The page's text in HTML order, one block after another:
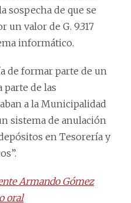
sospecha de que se
un valor de G. 9.317
informático.
de formar parte de un
parte de las
a la Municipalidad
sistema de anulación
en Tesorería y
Armando Gómez
oral